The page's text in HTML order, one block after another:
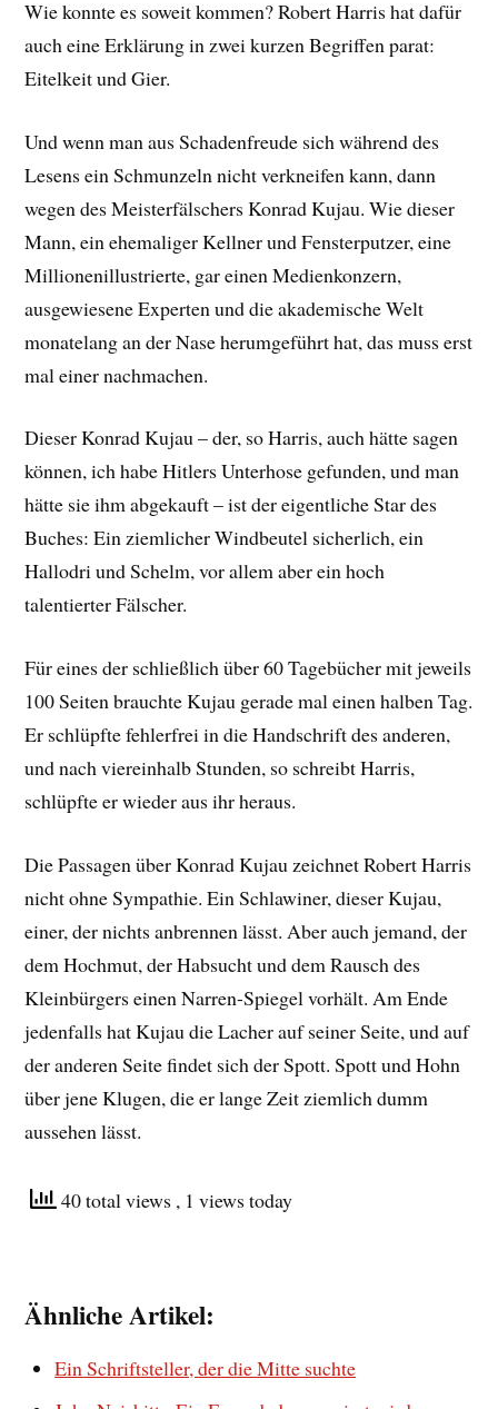
Wie konnte es soweit kommen? Robert Harris hat dafür
auch eine Erklärung in zwei kurzen Begriffen parat:
Eitelkeit und Gier.
Und wenn man aus Schadenfreude sich während des
Lesens ein Schmunzeln nicht verkneifen kann, dann
wegen des Meisterfälschers Konrad Kujau. Wie dieser
Mann, ein ehemaliger Kellner und Fensterputzer, eine
Millionenillustrierte, gar einen Medienkonzern,
ausgewiesene Experten und die akademische Welt
monatelang an der Nase herumgeführt hat, das muss erst
mal einer nachmachen.
Dieser Konrad Kujau – der, so Harris, auch hätte sagen
können, ich habe Hitlers Unterhose gefunden, und man
hätte sie ihm abgekauft – ist der eigentliche Star des
Buches: Ein ziemlicher Windbeutel sicherlich, ein
Hallodri und Schelm, vor allem aber ein hoch
talentierter Fälscher.
Für eines der schließlich über 60 Tagebücher mit jeweils
100 Seiten brauchte Kujau gerade mal einen halben Tag.
Er schlüpfte fehlerfrei in die Handschrift des anderen,
und nach viereinhalb Stunden, so schreibt Harris,
schlüpfte er wieder aus ihr heraus.
Die Passagen über Konrad Kujau zeichnet Robert Harris
nicht ohne Sympathie. Ein Schlawiner, dieser Kujau,
einer, der nichts anbrennen lässt. Aber auch jemand, der
dem Hochmut, der Habsucht und dem Rausch des
Kleinbürgers einen Narren-Spiegel vorhält. Am Ende
jedenfalls hat Kujau die Lacher auf seiner Seite, und auf
der anderen Seite findet sich der Spott. Spott und Hohn
über jene Klugen, die er lange Zeit ziemlich dumm
aussehen lässt.
40 total views , 1 views today
Ähnliche Artikel:
Ein Schriftsteller, der die Mitte suchte